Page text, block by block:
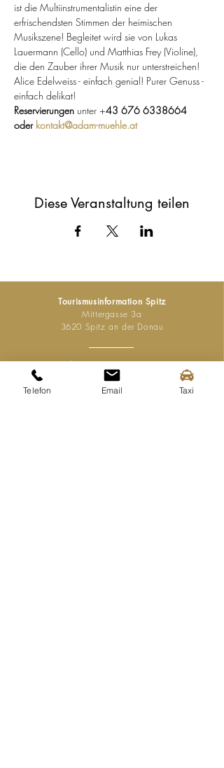
ist die Multiinstrumentalistin eine der
erfrischendsten Stimmen der heimischen
Musikszene! Begleitet wird sie von Lukas
Lauermann (Cello) und Matthias Frey (Violine),
die den Zauber ihrer Musik nur unterstreichen!
Alice Edelweiss - einfach genial! Purer Genuss -
einfach delikat!
Reservierungen unter +43 676 6338664
oder kontakt@adam-muehle.at
Diese Veranstaltung teilen
Tourismusinformation Spitz
Mittergasse 3a
3620 Spitz an der Donau
Tel.:+43 (0) 2713 2363
info@spitz-wachau.at
Telefon Email Taxi